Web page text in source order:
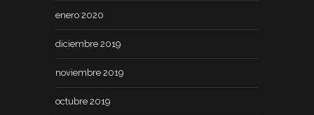
enero 2020
diciembre 2019
noviembre 2019
octubre 2019